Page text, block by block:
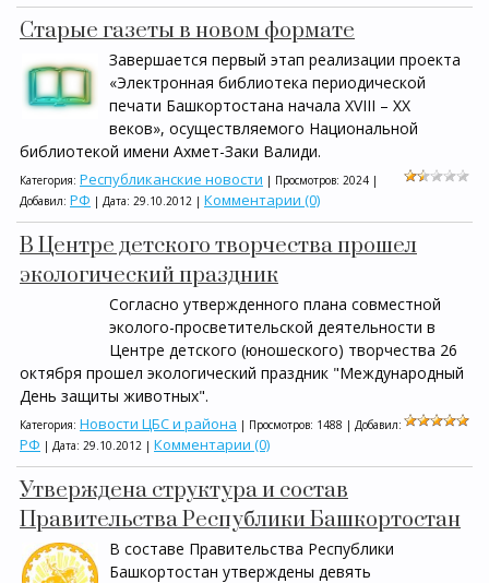
Старые газеты в новом формате
Завершается первый этап реализации проекта
«Электронная библиотека периодической
печати Башкортостана начала ХVIII – ХХ
веков», осуществляемого Национальной
библиотекой имени Ахмет-Заки Валиди.
Категория: Республиканские новости | Просмотров: 2024 |
Добавил: РФ | Дата: 29.10.2012 | Комментарии (0)
В Центре детского творчества прошел
экологический праздник
Согласно утвержденного плана совместной
эколого-просветительской деятельности в
Центре детского (юношеского) творчества 26
октября прошел экологический праздник "Международный
День защиты животных".
Категория: Новости ЦБС и района | Просмотров: 1488 | Добавил:
РФ | Дата: 29.10.2012 | Комментарии (0)
Утверждена структура и состав
Правительства Республики Башкортостан
В составе Правительства Республики
Башкортостан утверждены девять